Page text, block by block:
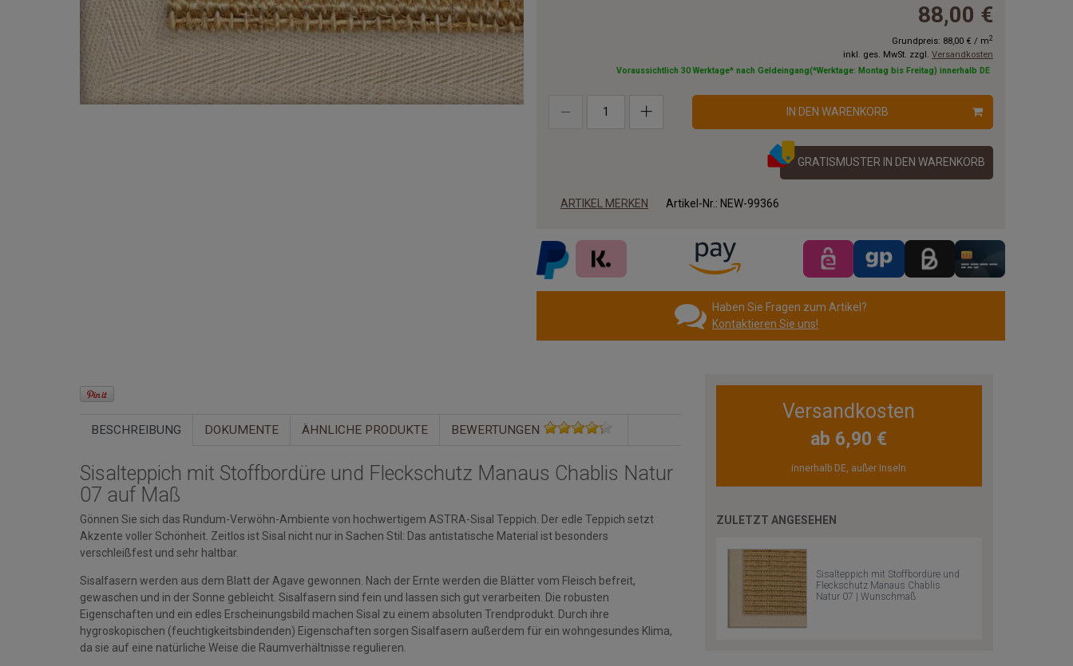
88,00 €
Grundpreis: 88,00 € / m2
inkl. ges. MwSt. zzgl. Versandkosten
Voraussichtlich 30 Werktage* nach Geldeingang(*Werktage: Montag bis Freitag) innerhalb DE
IN DEN WARENKORB
GRATISMUSTER IN DEN WARENKORB
ARTIKEL MERKEN Artikel-Nr.: NEW-99366
Haben Sie Fragen zum Artikel?
Kontaktieren Sie uns!
BESCHREIBUNG DOKUMENTE ÄHNLICHE PRODUKTE BEWERTUNGEN
Sisalteppich mit Stoffbordüre und Fleckschutz Manaus Chablis Natur
07 auf Maß
Gönnen Sie sich das Rundum-Verwöhn-Ambiente von hochwertigem ASTRA-Sisal Teppich. Der edle Teppich setzt
Akzente voller Schönheit. Zeitlos ist Sisal nicht nur in Sachen Stil: Das antistatische Material ist besonders
verschleißfest und sehr haltbar.
Sisalfasern werden aus dem Blatt der Agave gewonnen. Nach der Ernte werden die Blätter vom Fleisch befreit,
gewaschen und in der Sonne gebleicht. Sisalfasern sind fein und lassen sich gut verarbeiten. Die robusten
Eigenschaften und ein edles Erscheinungsbild machen Sisal zu einem absoluten Trendprodukt. Durch ihre
hygroskopischen (feuchtigkeitsbindenden) Eigenschaften sorgen Sisalfasern außerdem für ein wohngesundes Klima,
da sie auf eine natürliche Weise die Raumverhältnisse regulieren.
Versandkosten
ab 6,90 €
innerhalb DE, außer Inseln
ZULETZT ANGESEHEN
Sisalteppich mit Stoffbordüre und
Fleckschutz Manaus Chablis
Natur 07 | Wunschmaß